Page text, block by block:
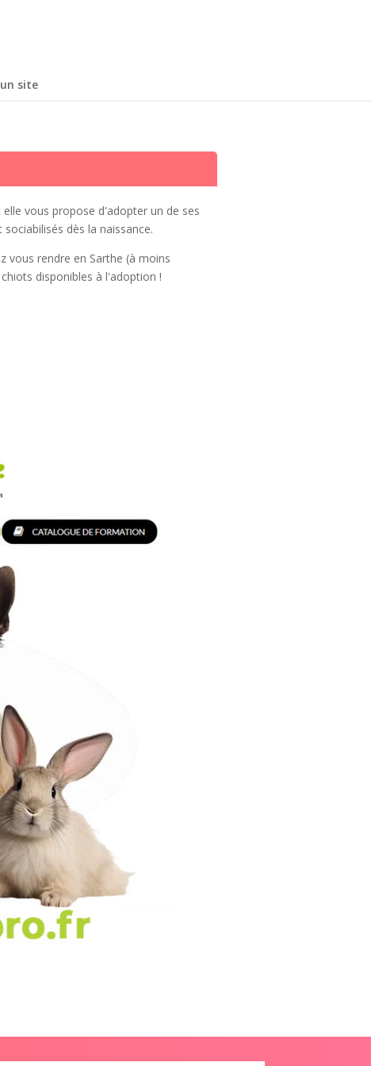
site
elle vous propose d'adopter un de ses
dès la naissance.
vous rendre en Sarthe (à moins
disponibles à l'adoption !